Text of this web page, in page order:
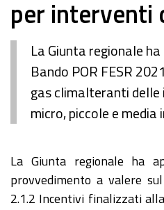
per interventi
La Giunta regionale
Bando POR FESR
gas climalteranti
micro, piccole e media
La Giunta regionale ha
provvedimento a valere
2.1.2 Incentivi finalizzati